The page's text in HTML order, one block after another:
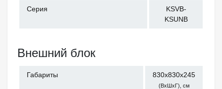
Серия
KSVB-
KSUNB
Внешний блок
Габариты 830x830x245
(ВхШхГ), см